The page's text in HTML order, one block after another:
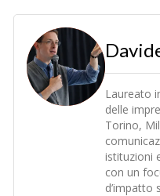
Laureato
delle
Torino,
istituzioni
con un
d’impatto